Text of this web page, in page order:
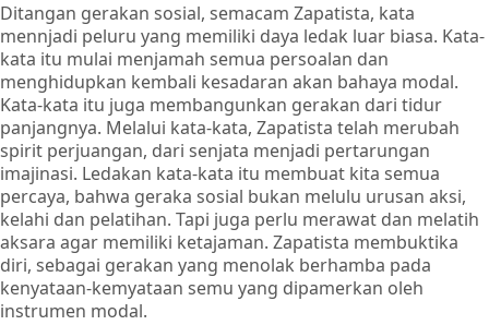
dan
Keheningan:
Komunike-
komunike
Zapatista
Melawan
Neoliberalisme
Ditangan gerakan sosial, semacam Zapatista, kata
mennjadi peluru yang memiliki daya ledak luar biasa. Kata-
kata itu mulai menjamah semua persoalan dan
menghidupkan kembali kesadaran akan bahaya modal.
Kata-kata itu juga membangunkan gerakan dari tidur
panjangnya. Melalui kata-kata, Zapatista telah merubah
spirit perjuangan, dari senjata menjadi pertarungan
imajinasi. Ledakan kata-kata itu membuat kita semua
percaya, bahwa geraka sosial bukan melulu urusan aksi,
kelahi dan pelatihan. Tapi juga perlu merawat dan melatih
aksara agar memiliki ketajaman. Zapatista membuktika
diri, sebagai gerakan yang menolak berhamba pada
kenyataan-kemyataan semu yang dipamerkan oleh
instrumen modal.